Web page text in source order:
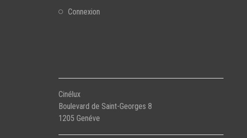
Connexion
Cinélux
Boulevard de Saint-Georges 8
1205 Genéve